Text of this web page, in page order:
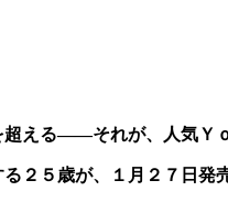
超える――それが、人気Ｙ
２５歳が、１月２７日